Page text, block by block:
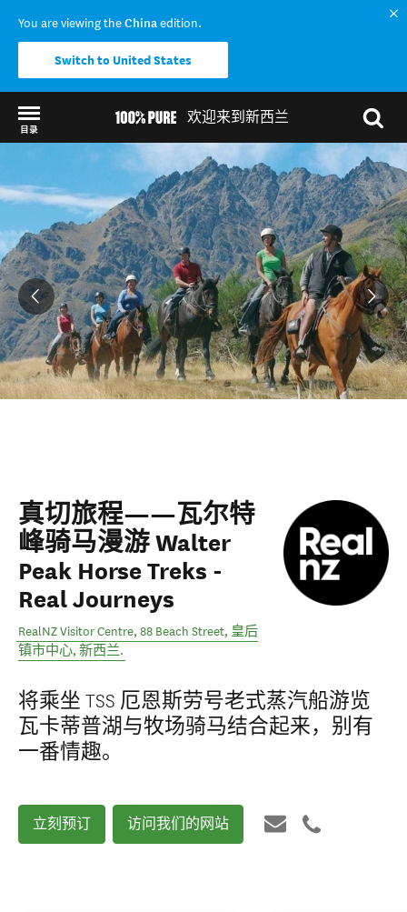
You are viewing theChinaedition.
Switch to United States
欢迎来到新西兰
目录
真切旅程——瓦尔特
峰骑马漫游 Walter
Peak Horse Treks -
Real Journeys
RealNZ Visitor Centre, 88 Beach Street, 皇后
镇市中心, 新西兰.
将乘坐 TSS 厄恩斯劳号老式蒸汽船游览
瓦卡蒂普湖与牧场骑马结合起来，别有
一番情趣。
立刻预订 访问我们的网站